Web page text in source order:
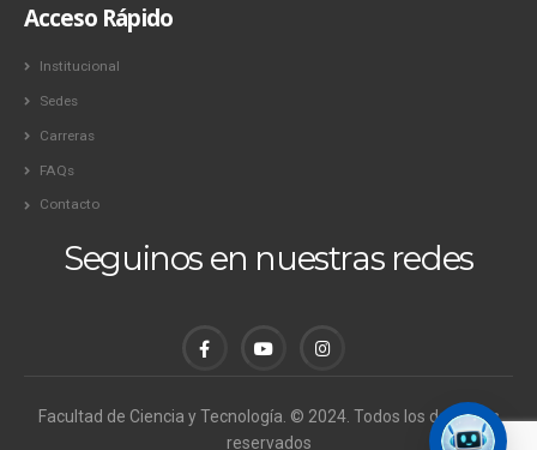
Acceso Rápido
Institucional
Sedes
Carreras
FAQs
Contacto
Seguinos en nuestras redes
Facultad de Ciencia y Tecnología. © 2024. Todos los derechos
reservados